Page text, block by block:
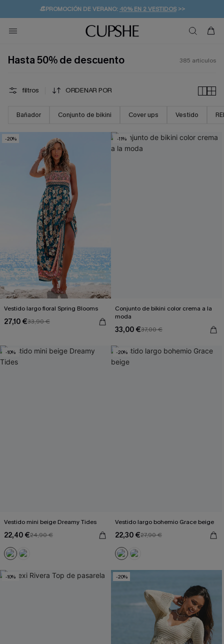
👒PROMOCIÓN DE VERANO:-10% EN 2 VESTIDOS>>
💌¡SUSCRIBIRSE & GANAR -10% EXTRA!
🚚ENVÍO GRATUITO A PARTIR DE 49 € >>
Hasta 50% de descuento 385 artículos
filtros ORDENAR POR
Bañador Conjunto de bikini Cover ups Vestido
-20%
Vestido largo floral Spring Blooms
27,10 €33,90 €
-11%
Conjunto de bikini color crema a la
moda
33,00 €37,00 €
-10%
Vestido mini beige Dreamy Tides
22,40 €24,90 €
-20%
Vestido largo bohemio Grace beige
22,30 €27,90 €
-10% -20%